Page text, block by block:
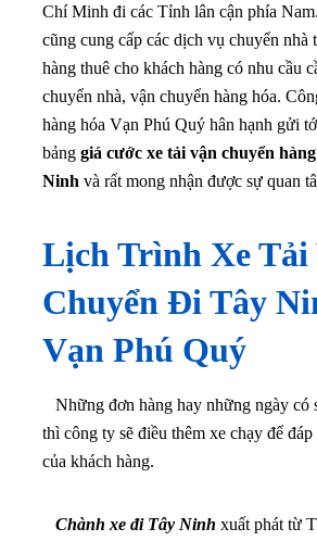
Chí Minh đi các Tỉnh lân cận phía
cũng cung cấp các dịch vụ chuyển nhà
hàng thuê cho khách hàng có nhu cầu
chuyển nhà, vận chuyển hàng hóa.
hàng hóa Vạn Phú Quý hân hạnh gửi
bảng giá cước xe tải vận chuyển
Ninh và rất mong nhận được sự quan
Lịch Trình Xe Tải
Chuyển Đi Tây
Vạn Phú Quý
Những đơn hàng hay những ngày có
thì công ty sẽ điều thêm xe chạy để
của khách hàng.
Chành xe đi Tây Ninh xuất phát từ